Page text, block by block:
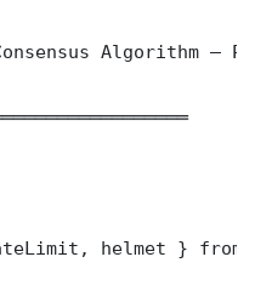
Algorithm —
helmet } from